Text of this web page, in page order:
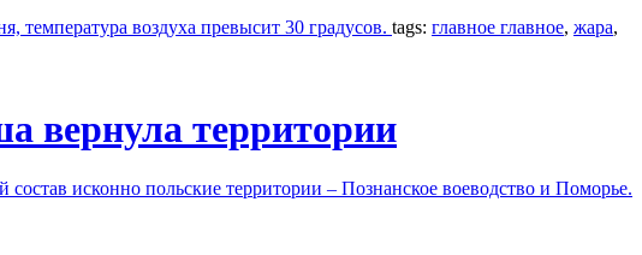
воздуха превысит 30 градусов. tags: главное главное, жара,
вернула территории
исконно польские территории – Познанское воеводство и Поморье.